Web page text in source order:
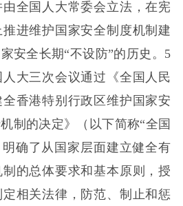
全国人大常委会立法，在宪
进维护国家安全制度机制建
安全长期“不设防”的历史。5
人大三次会议通过《全国人民
香港特别行政区维护国家安
制的决定》（以下简称“全国
明确了从国家层面建立健全有
的总体要求和基本原则，授
相关法律，防范、制止和惩